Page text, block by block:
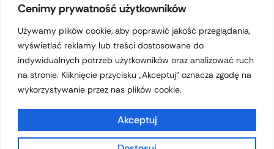
Cenimy prywatność użytkowników
Używamy plików cookie, aby poprawić jakość przeglądania,
wyświetlać reklamy lub treści dostosowane do
indywidualnych potrzeb użytkowników oraz analizować ruch
na stronie. Kliknięcie przycisku „Akceptuj” oznacza zgodę na
wykorzystywanie przez nas plików cookie.
Akceptuj
Prawa autorskie © 2026 hotelferdynand.pl | Obsługiwane przez
Motyw Astra WordPress